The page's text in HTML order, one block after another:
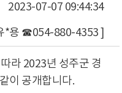
2023-07-07 09:44:34
*용 ☎054-880-4353 ]
라 2023년 성주군 경
이 공개합니다.